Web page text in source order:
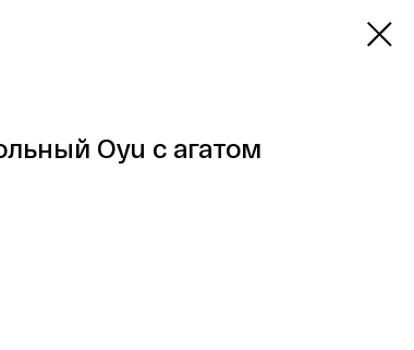
Oyu с агатом